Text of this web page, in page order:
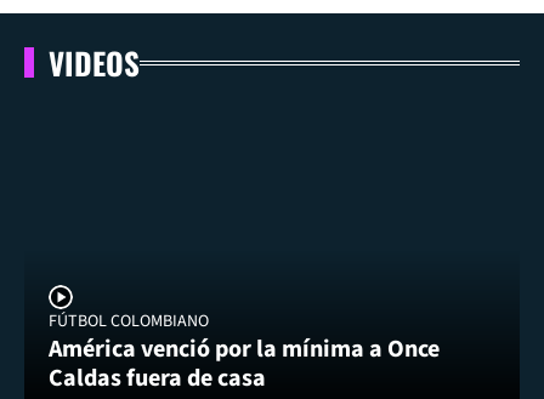
VIDEOS
FÚTBOL COLOMBIANO
América venció por la mínima a Once
Caldas fuera de casa